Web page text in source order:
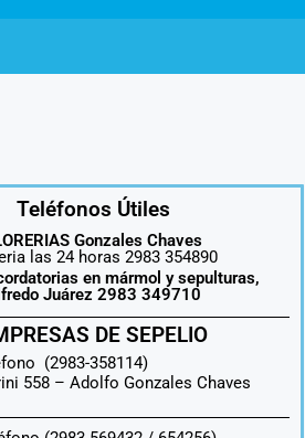
Teléfonos Útiles
Gonzales Chaves
las 24 horas 2983 354890
en mármol y sepulturas,
Juárez 2983 349710
DE SEPELIO
(2983-358114)
558 – Adolfo Gonzales Chaves